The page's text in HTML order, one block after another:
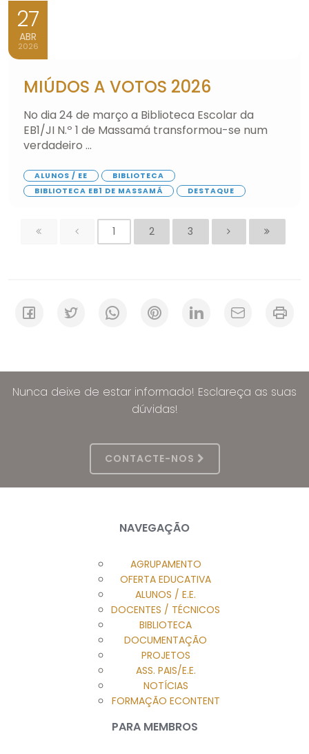
27
ABR
2026
MIÚDOS A VOTOS 2026
No dia 24 de março a Biblioteca Escolar da
EB1/JI N.º 1 de Massamá transformou-se num
verdadeiro ...
ALUNOS / EE
BIBLIOTECA
BIBLIOTECA EB1 DE MASSAMÁ
DESTAQUE
1 2 3
Nunca deixe de estar informado! Esclareça as suas
dúvidas!
CONTACTE-NOS
NAVEGAÇÃO
AGRUPAMENTO
OFERTA EDUCATIVA
ALUNOS / E.E.
DOCENTES / TÉCNICOS
BIBLIOTECA
DOCUMENTAÇÃO
PROJETOS
ASS. PAIS/E.E.
NOTÍCIAS
FORMAÇÃO ECONTENT
PARA MEMBROS